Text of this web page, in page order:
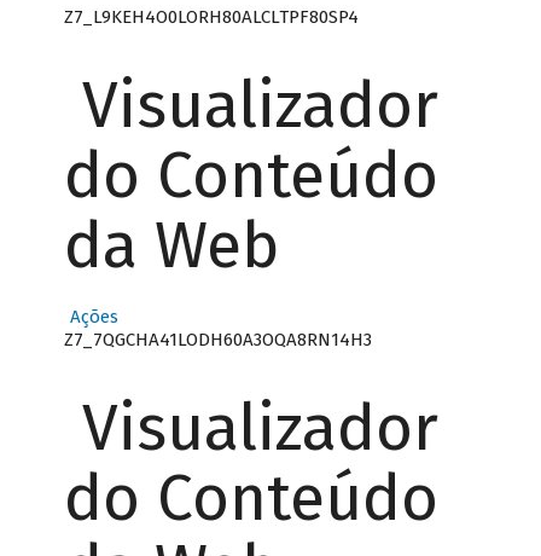
Z7_L9KEH4O0LORH80ALCLTPF80SP4
Visualizador
do Conteúdo
da Web
Ações
Z7_7QGCHA41LODH60A3OQA8RN14H3
Visualizador
do Conteúdo